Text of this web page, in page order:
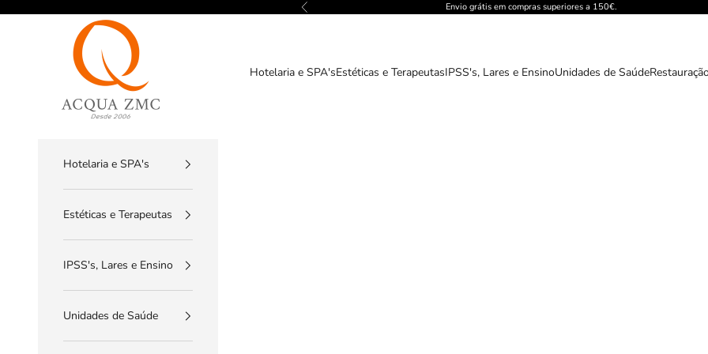
Anterior Envio grátis em compras superiores a 150€.
ACQUA ZMC
Hotelaria e SPA'sEstéticas e TerapeutasIPSS's, Lares e EnsinoUnidades de Saúde
Hotelaria e SPA's
Estéticas e Terapeutas
IPSS's, Lares e Ensino
Unidades de Saúde